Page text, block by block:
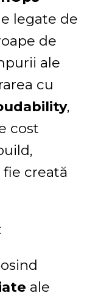
legate de
de
ale
cu
,
cost
creată
ale